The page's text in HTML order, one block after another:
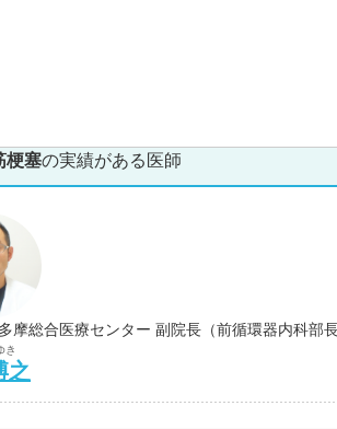
梗塞の実績がある医師
摩総合医療センター 副院長（前循環器内科部
き
之